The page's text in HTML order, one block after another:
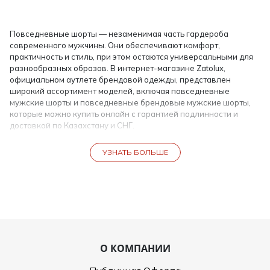
Повседневные шорты — незаменимая часть гардероба
современного мужчины. Они обеспечивают комфорт,
практичность и стиль, при этом остаются универсальными для
разнообразных образов. В интернет-магазине Zatolux,
официальном аутлете брендовой одежды, представлен
широкий ассортимент моделей, включая повседневные
мужские шорты и повседневные брендовые мужские шорты,
которые можно купить онлайн с гарантией подлинности и
доставкой по Казахстану и СНГ.
Каждая модель создается с учетом качества материалов,
долговечности и модных тенденций. Выбирая повседневные
несколькими ключевыми характеристиками:
Материал: хлопок, лен, смесовые ткани, трикотаж — все
УЗНАТЬ БОЛЬШЕ
О КОМПАНИИ